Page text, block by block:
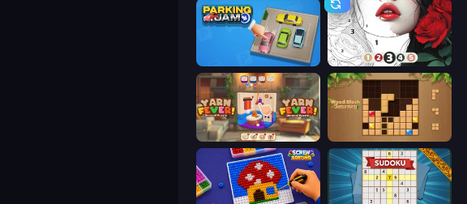
Numicolor
Yarn Fever! Unravel Puzzle Wood Block Journey